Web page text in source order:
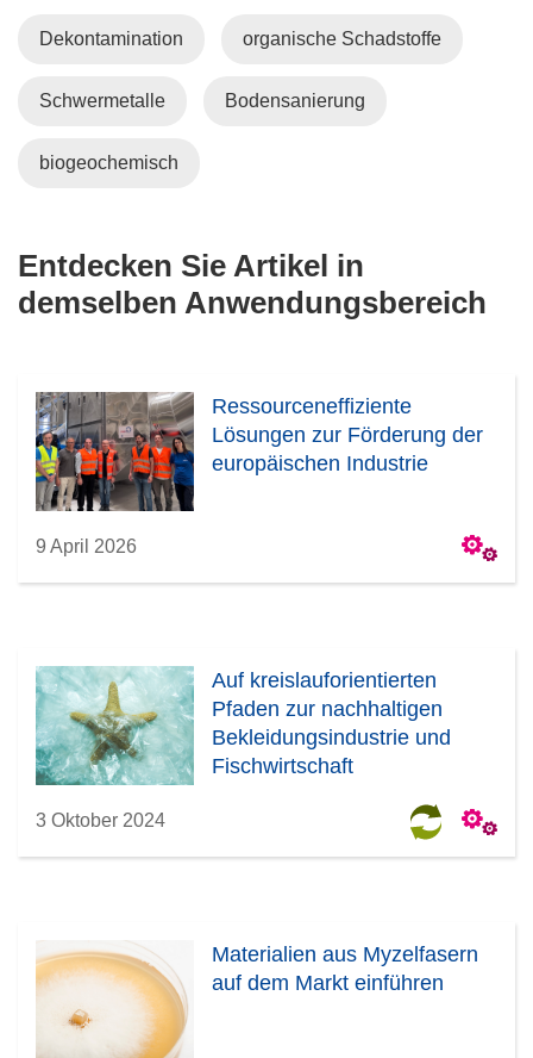
Dekontamination organische Schadstoffe
Schwermetalle Bodensanierung
biogeochemisch
Entdecken Sie Artikel in
demselben Anwendungsbereich
Ressourceneffiziente
Lösungen zur Förderung der
europäischen Industrie
9 April 2026
Auf kreislauforientierten
Pfaden zur nachhaltigen
Bekleidungsindustrie und
Fischwirtschaft
3 Oktober 2024
Materialien aus Myzelfasern
auf dem Markt einführen